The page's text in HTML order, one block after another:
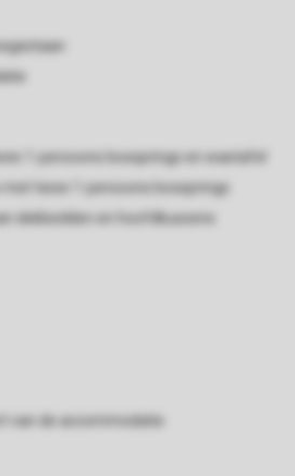
1-persoons boxsprings en wastafel
met twee 1-persoons boxsprings
dekbedden en hoofdkussens
van de accommodatie